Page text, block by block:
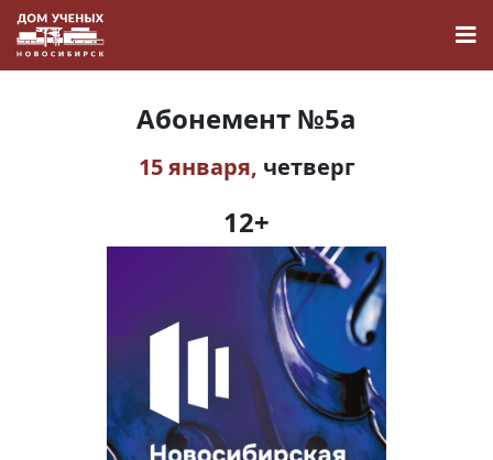
О Доме учёных
Виртуальный тур
Абонемент №5а
15 января, четверг
12+